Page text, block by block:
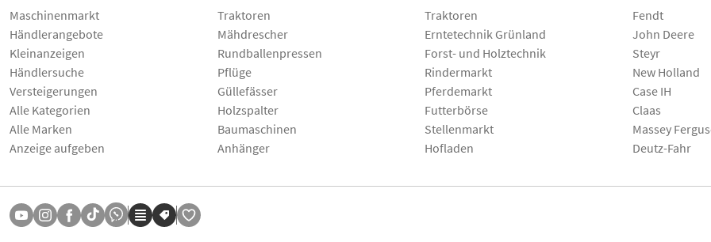
Maschinenmarkt
Händlerangebote
Kleinanzeigen
Händlersuche
Versteigerungen
Alle Kategorien
Alle Marken
Anzeige aufgeben
Traktoren
Mähdrescher
Rundballenpressen
Pflüge
Güllefässer
Holzspalter
Baumaschinen
Anhänger
Traktoren
Erntetechnik Grünland
Forst- und Holztechnik
Rindermarkt
Pferdemarkt
Futterbörse
Stellenmarkt
Hofladen
Fendt
John Deere
Steyr
New Holland
Case IH
Claas
Massey
Deutz-Fahr